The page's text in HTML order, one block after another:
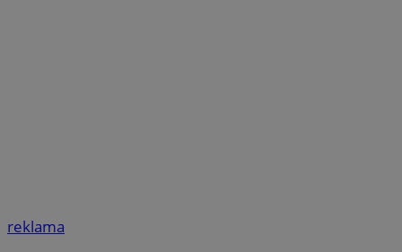
reklama